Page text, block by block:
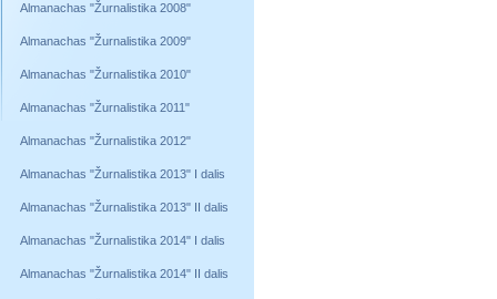
Almanachas "Žurnalistika 2008"
Almanachas "Žurnalistika 2009"
Almanachas "Žurnalistika 2010"
Almanachas "Žurnalistika 2011"
Almanachas "Žurnalistika 2012"
Almanachas "Žurnalistika 2013" I dalis
Almanachas "Žurnalistika 2013" II dalis
Almanachas "Žurnalistika 2014" I dalis
Almanachas "Žurnalistika 2014" II dalis